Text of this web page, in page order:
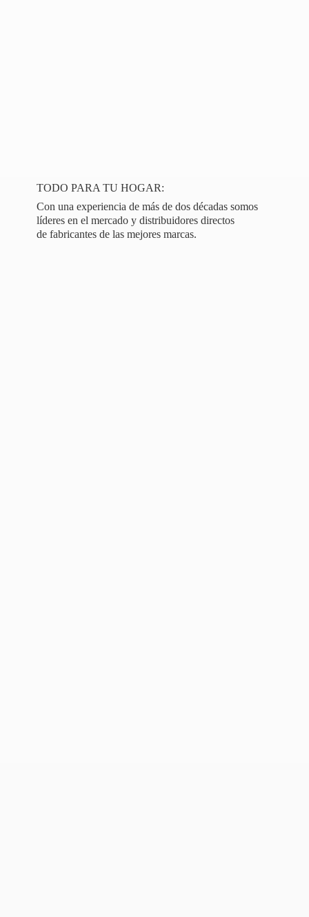
TODO PARA TU HOGAR:
Con una experiencia de más de dos décadas somos
líderes en el mercado y distribuidores directos
de fabricantes de las mejores marcas.